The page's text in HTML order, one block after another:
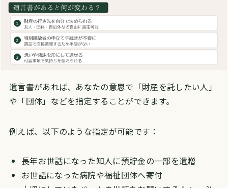
遺言書があれば、あなたの意思で「財産を託したい人」
や「団体」などを指定することができます。
例えば、以下のような指定が可能です：
長年お世話になった知人に預貯金の一部を遺贈
お世話になった病院や福祉団体へ寄付